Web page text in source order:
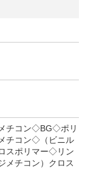
チコン◇BG◇ポリ
チコン◇（ビニル
スポリマー◇リン
メチコン）クロス